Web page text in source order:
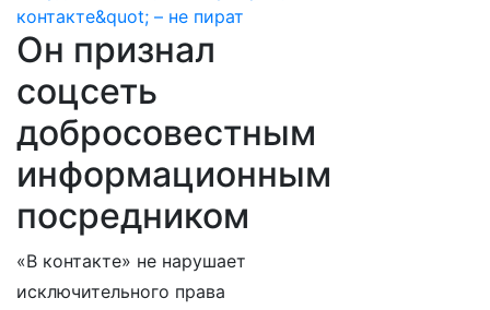
Он признал
соцсеть
добросовестным
информационным
посредником
«В контакте» не нарушает
исключительного права